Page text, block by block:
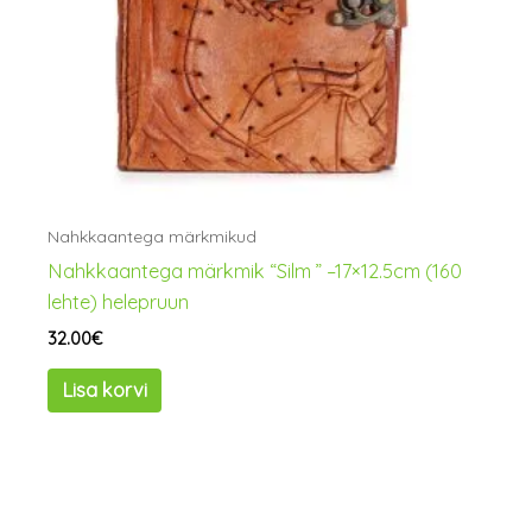
Nahkkaantega märkmikud
Nahkkaantega märkmik “Silm ” –17×12.5cm (160
lehte) helepruun
32.00€
Lisa korvi